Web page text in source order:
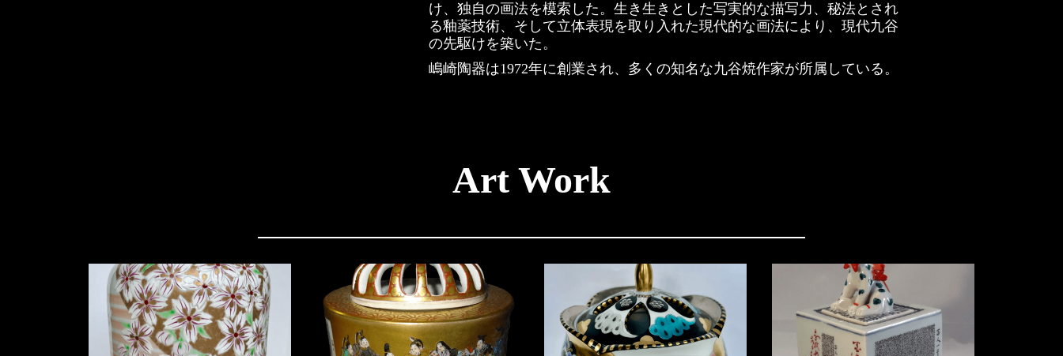
け、独自の画法を模索した。生き生きとした写実的な描写力、秘法とされ
る釉薬技術、そして立体表現を取り入れた現代的な画法により、現代九谷
の先駆けを築いた。
嶋崎陶器は1972年に創業され、多くの知名な九谷焼作家が所属している。
Art Work